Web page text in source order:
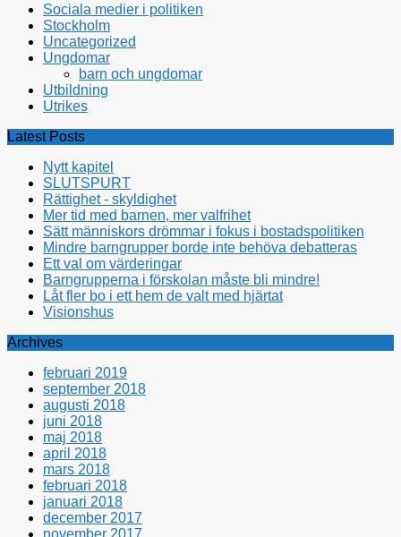
Sociala medier i politiken
Stockholm
Uncategorized
Ungdomar
barn och ungdomar
Utbildning
Utrikes
Latest Posts
Nytt kapitel
SLUTSPURT
Rättighet - skyldighet
Mer tid med barnen, mer valfrihet
Sätt människors drömmar i fokus i bostadspolitiken
Mindre barngrupper borde inte behöva debatteras
Ett val om värderingar
Barngrupperna i förskolan måste bli mindre!
Låt fler bo i ett hem de valt med hjärtat
Visionshus
Archives
februari 2019
september 2018
augusti 2018
juni 2018
maj 2018
april 2018
mars 2018
februari 2018
januari 2018
december 2017
november 2017